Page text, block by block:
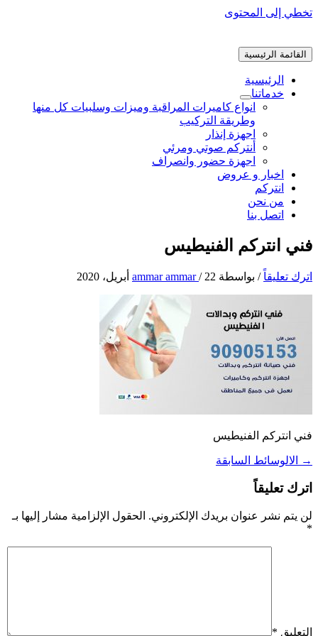
تخطي إلى المحتوى
القائمة الرئيسية
الرئيسية
خدماتنا
انواع كاميرات المراقبة وميزات وسلبيات كل منها
وطريقة التركيب
اجهزة إنذار
أنتركم صوتي ومرئي
اجهزة حضور وانصراف
اخبار و عروض
انتركم
من نحن
اتصل بنا
فني انتركم الفنيطيس
اترك تعليقاً / بواسطة ammar ammar/ 22 أبريل، 2020
فني انتركم الفنيطيس
→ الالوسائط السابقة
اترك تعليقاً
لن يتم نشر عنوان بريدك الإلكتروني. الحقول الإلزامية مشار إليها بـ
*
التعليق *